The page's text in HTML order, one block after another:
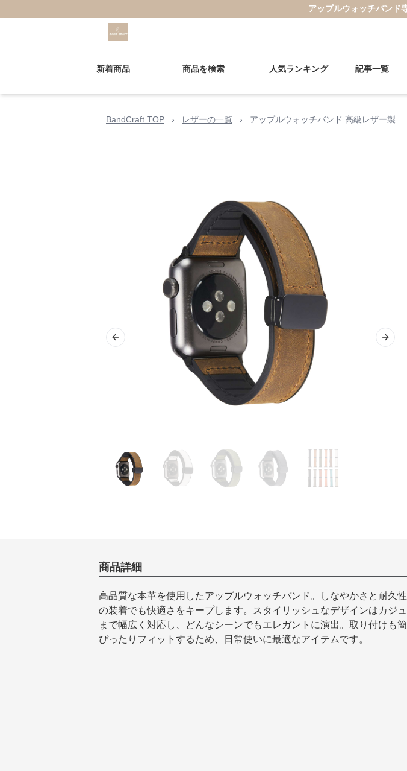
アップルウォッチバンド
新着商品 商品を検索 人気ランキング 記事一覧
BandCraft TOP › レザーの一覧 › アップルウォッチバンド 高級レザー製
Previous slide Next
商品詳細
高品質な本革を使用したアップルウォッチバンド。しなやかさと耐久
の装着でも快適さをキープします。スタイリッシュなデザインはカジ
まで幅広く対応し、どんなシーンでもエレガントに演出。取り付けも
ぴったりフィットするため、日常使いに最適なアイテムです。